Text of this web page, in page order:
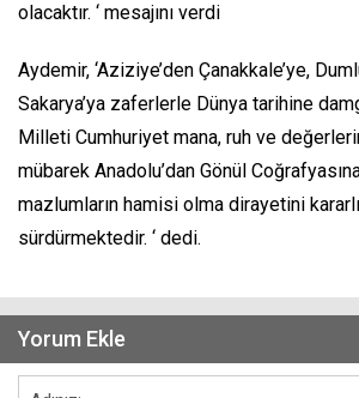
olacaktır. ‘ mesajını verdi
Aydemir, ‘Aziziye’den Çanakkale’ye,
Sakarya’ya zaferlerle Dünya tarihine
Milleti Cumhuriyet mana, ruh ve
mübarek Anadolu’dan Gönül
mazlumların hamisi olma dirayetini
sürdürmektedir. ‘ dedi.
Yorum Ekle